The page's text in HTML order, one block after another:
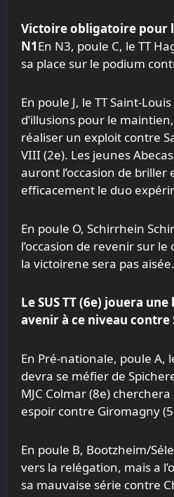
Victoire obligatoire pour
N1En N3, poule C, le TT
sa place sur le podium
En poule J, le TT Saint-
d’illusions pour le
réaliser un exploit contre
VIII (2e). Les jeunes
auront l’occasion de briller
efficacement le duo
En poule O, Schirrhein
l’occasion de revenir sur
la victoirene sera pas aisée.
Le SUS TT (6e) jouera
avenir à ce niveau
En Pré-nationale, poule A,
devra se méfier de
MJC Colmar (8e)
espoir contre Giromagny
En poule B, Bootzheim/
vers la relégation, mais a
sa mauvaise série contre